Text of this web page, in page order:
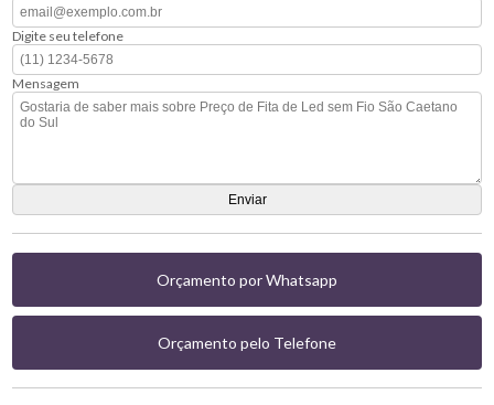
Digite seu telefone
Mensagem
Orçamento por Whatsapp
Orçamento pelo Telefone